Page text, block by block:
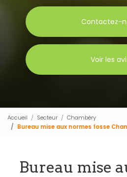
Contactez-
Voir les
Accueil Secteur
Chambéry
Bureau mise aux normes fosse
Bureau mise